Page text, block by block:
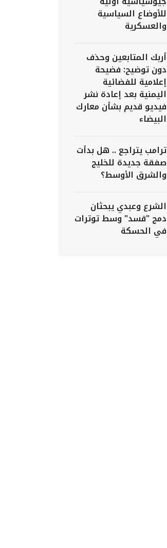
للأوضاع السياسية
والعسكرية
أربك المتابعين وحذف
دون توضيح: فضيحة
إعلامية للفضائية
اليمنية بعد إعادة نشر
فيديو قديم بشأن معارك
البيضاء
ترامب يتراجع .. هل بدأت
صفقة جديدة للخليج
والشرق الأوسط؟
الشرع وعبدي يبحثان
دمج "قسد" وسط توترات
في الحسكة